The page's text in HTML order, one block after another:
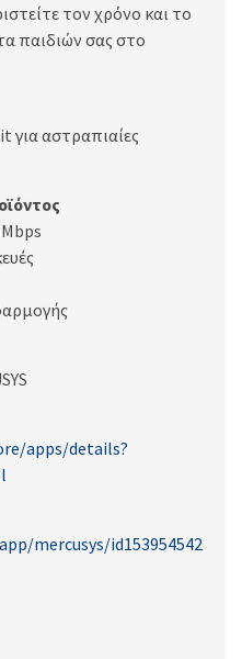
τον χρόνο και το
παιδιών σας στο
για αστραπιαίες
apps/details?
mercusys/id153954542